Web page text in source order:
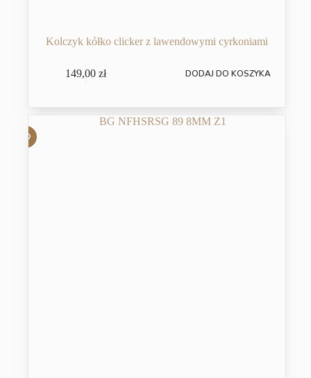
Kolczyk kółko clicker z lawendowymi cyrkoniami
149,00zł DODAJ DO KOSZYKA